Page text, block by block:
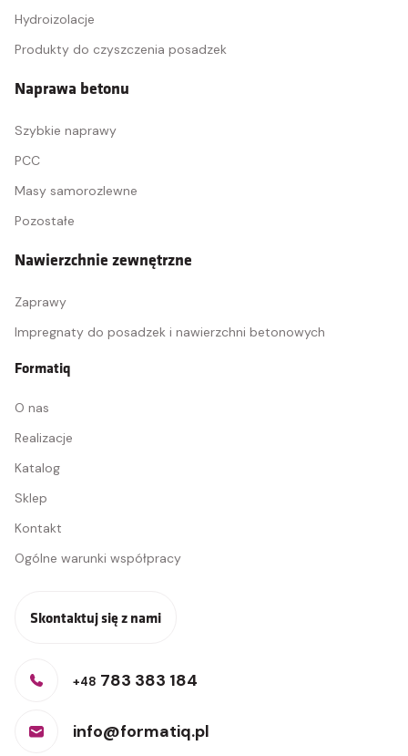
Hydroizolacje
Produkty do czyszczenia posadzek
Naprawa betonu
Szybkie naprawy
PCC
Masy samorozlewne
Pozostałe
Nawierzchnie zewnętrzne
Zaprawy
Impregnaty do posadzek i nawierzchni betonowych
Formatiq
O nas
Realizacje
Katalog
Sklep
Kontakt
Ogólne warunki współpracy
Skontaktuj się z nami
+48 783 383 184
info@formatiq.pl